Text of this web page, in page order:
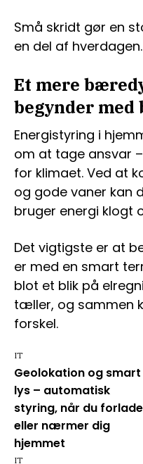
Små skridt gør en
en del af hverdagen.
Et mere
begynder med
Energistyring i
om at tage ansvar
for klimaet. Ved at
og gode vaner kan
bruger energi klogt
Det vigtigste er at
er med en smart
blot et blik på
tæller, og sammen
forskel.
Geolokation og smart
lys – automatisk
styring, når du
eller nærmer dig
hjemmet
IT
IT